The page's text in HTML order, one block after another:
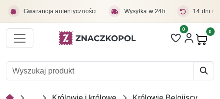
Gwarancja autentyczności Wysyłka w 24h 14 dni
Liczba pozycji
0 0